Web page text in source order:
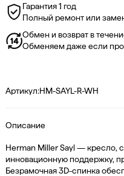
Гарантия 1 год
Полный ремонт или
Обмен и возврат в
Обменяем даже если
Артикул:HM-SAYL-R-WH
Описание
Herman Miller Sayl — кресло,
инновационную поддержку,
Безрамочная 3D-спинка